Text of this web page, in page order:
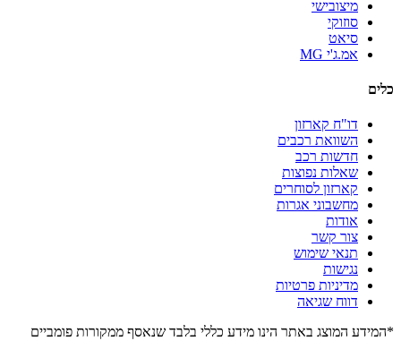
מיצובישי
סוזוקי
סיאט
אמ.ג'י MG
כלים
דו"ח קארזון
השוואת רכבים
חדשות רכב
שאלות נפוצות
קארזון לסוחרים
מחשבוני אגרות
אודות
צור קשר
תנאי שימוש
נגישות
מדיניות פרטיות
דווח שגיאה
*המידע המוצג באתר הינו מידע כללי בלבד שנאסף ממקורות פומביים